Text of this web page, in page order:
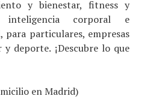
y bienestar, fitness y
inteligencia corporal e
para particulares, empresas
deporte. ¡Descubre lo que
en Madrid)